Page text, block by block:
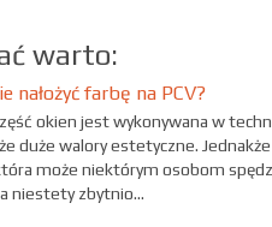
warto:
nałożyć farbę na PCV?
okien jest wykonywana w
duże walory estetyczne.
może niektórym osobom
niestety zbytnio...